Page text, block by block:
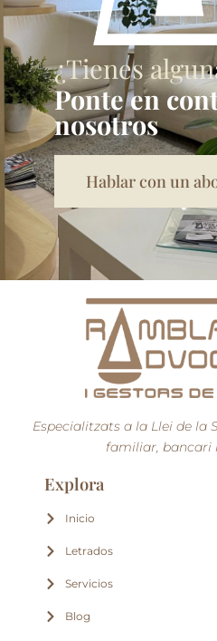
¿Tienes
Ponte en
nosotros
Hablar con un
Especialitzats a la Llei de la
familiar, bancari
Explora
Inicio
Letrados
Servicios
Blog